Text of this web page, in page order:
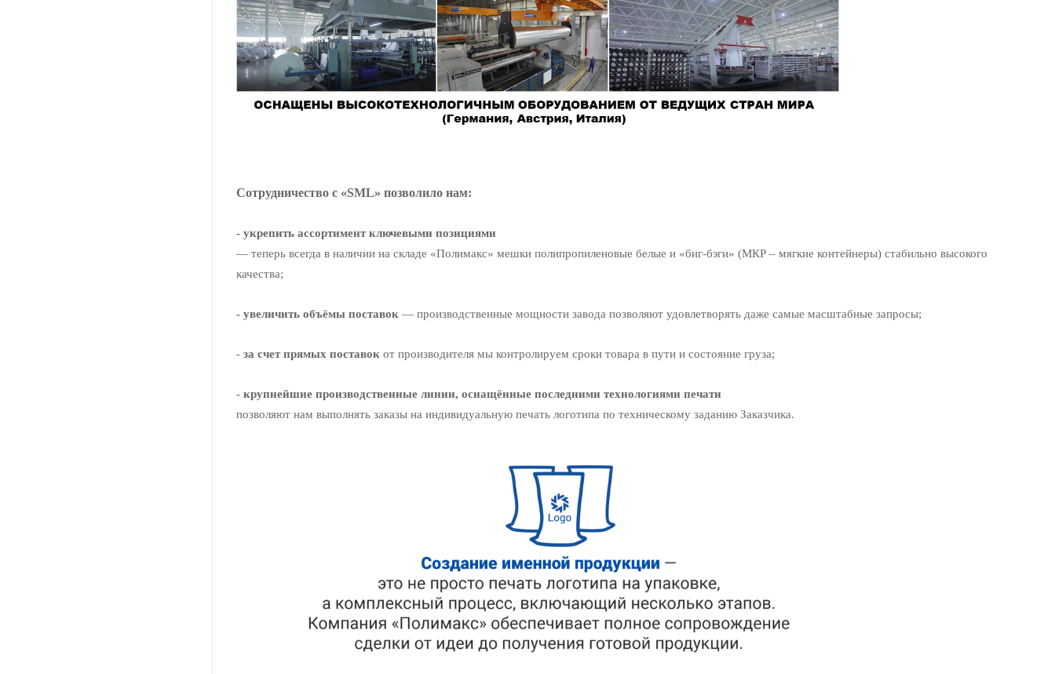
Сотрудничество с «SML» позволило нам:
- укрепить ассортимент ключевыми позициями
— теперь всегда в наличии на складе «Полимакс» мешки полипропиленовые белые и «биг-бэги» (МКР – мягкие контейнеры) стабильно высокого
качества;
- увеличить объёмы поставок — производственные мощности завода позволяют удовлетворять даже самые масштабные запросы;
- за счет прямых поставок от производителя мы контролируем сроки товара в пути и состояние груза;
- крупнейшие производственные линии, оснащённые последними технологиями печати
позволяют нам выполнять заказы на индивидуальную печать логотипа по техническому заданию Заказчика.